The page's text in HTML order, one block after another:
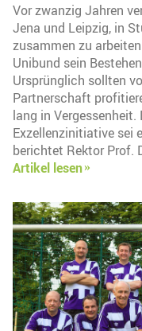
Vor zwanzig Jahren
Jena und Leipzig, in
zusammen zu
Unibund sein
Ursprünglich sollten
Partnerschaft
lang in
Exzellenzinitiative sei
berichtet Rektor Prof.
Artikel lesen